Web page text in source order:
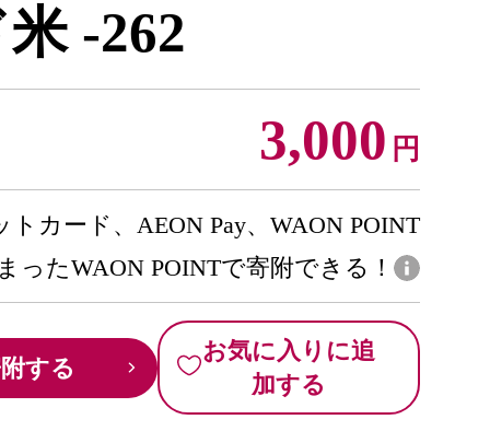
-262
3,000 円
トカード、AEON Pay、WAON POINT
ったWAON POINTで寄附できる！
する
お気に入りに追
加する